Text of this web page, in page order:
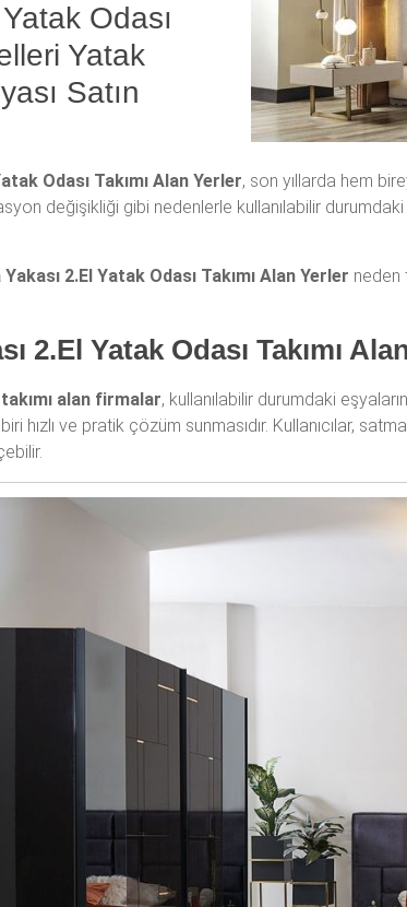
Yatak Odası
Yatak
Satın
Odası Takımı Alan Yerler, son yıllarda hem
değişikliği gibi nedenlerle kullanılabilir
2.El Yatak Odası Takımı Alan Yerler neden
2.El Yatak Odası Takımı
alan firmalar, kullanılabilir durumdaki
hızlı ve pratik çözüm sunmasıdır. Kullanıcılar,